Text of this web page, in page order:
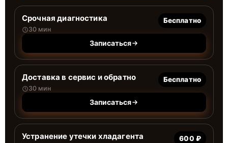
Срочная диагностика
30 мин
Бесплатно
Записаться
Доставка в сервис и обратно
30 мин
Бесплатно
Записаться
Устранение утечки хладагента 600 ₽